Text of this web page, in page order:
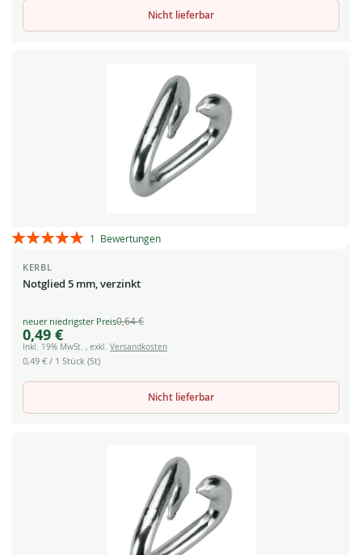
Nicht lieferbar
Bewertung:
1 Bewertungen
KERBL
Notglied 5 mm, verzinkt
Special
Price
0,49 €
0,64 €
Inkl. 19% MwSt. , exkl. Versandkosten
0,49 € / 1 Stück (St)
Nicht lieferbar